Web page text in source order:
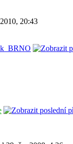
20:43